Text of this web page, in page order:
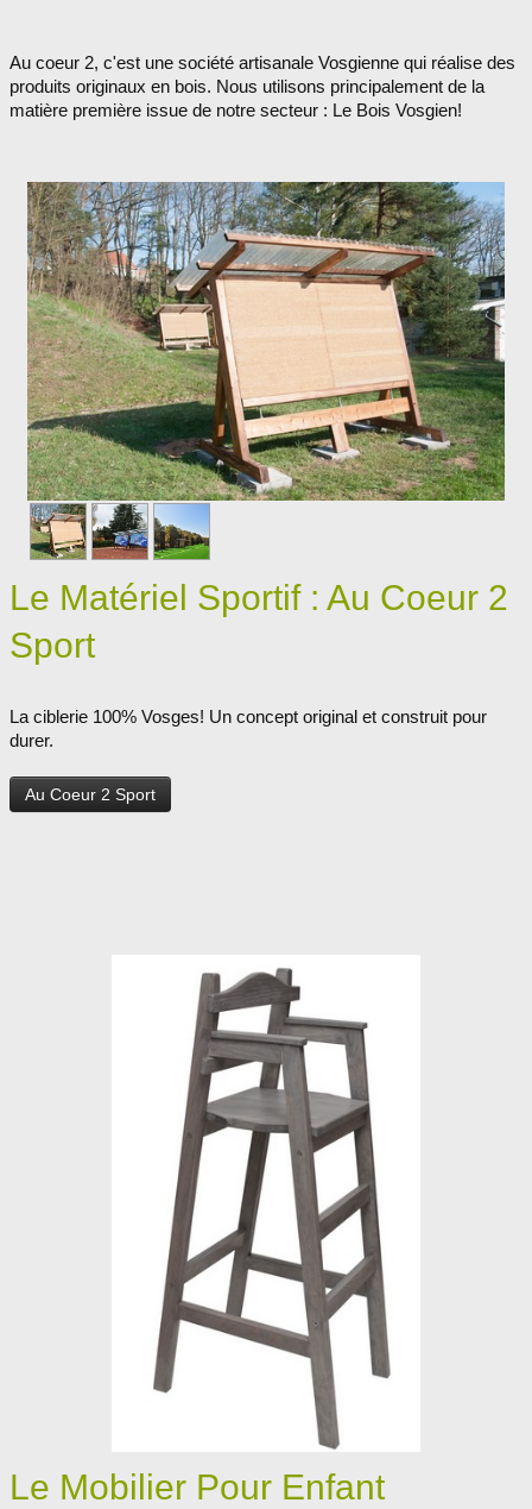
Au coeur 2, c'est une société artisanale Vosgienne qui réalise des
produits originaux en bois. Nous utilisons principalement de la
matière première issue de notre secteur : Le Bois Vosgien!
Le Matériel Sportif : Au Coeur 2
Sport
La ciblerie 100% Vosges! Un concept original et construit pour
durer.
Au Coeur 2 Sport
Le Mobilier Pour Enfant